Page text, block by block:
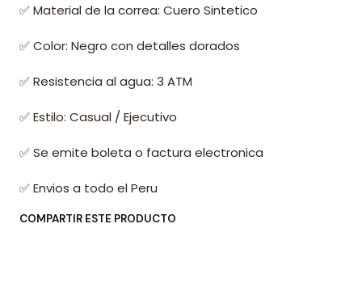
✅ Material de la correa: Cuero Sintetico
✅ Color: Negro con detalles dorados
✅ Resistencia al agua: 3 ATM
✅ Estilo: Casual / Ejecutivo
✅ Se emite boleta o factura electronica
✅ Envios a todo el Peru
COMPARTIR ESTE PRODUCTO